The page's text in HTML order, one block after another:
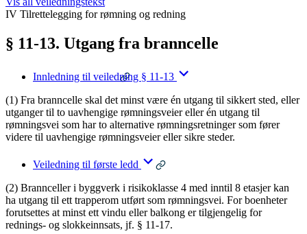
IV Tilrettelegging for rømning og redning
§ 11-13. Utgang fra branncelle
Innledning til veiledning § 11-13
(1) Fra branncelle skal det minst være én utgang til sikkert sted, eller
utganger til to uavhengige rømningsveier eller én utgang til
rømningsvei som har to alternative rømningsretninger som fører
videre til uavhengige rømningsveier eller sikre steder.
Veiledning til første ledd
(2) Brannceller i byggverk i risikoklasse 4 med inntil 8 etasjer kan
ha utgang til ett trapperom utført som rømningsvei. For boenheter
forutsettes at minst ett vindu eller balkong er tilgjengelig for
rednings- og slokkeinnsats, jf. § 11-17.